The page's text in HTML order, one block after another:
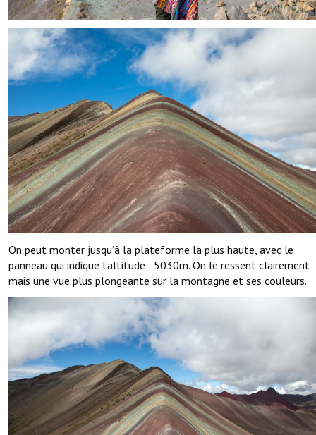
On peut monter jusqu’à la plateforme la plus haute, avec le
panneau qui indique l’altitude : 5030m. On le ressent clairement
mais une vue plus plongeante sur la montagne et ses couleurs.